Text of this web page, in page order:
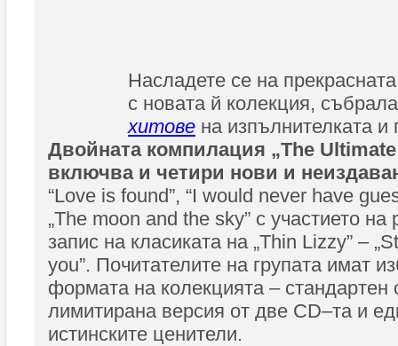
Насладете се на
с новата й колекция,
хитове на изпълнителката и
Двойната компилация „The
включва и четири нови и
“Love is found”, “I would never have
„The moon and the sky” с участието
запис на класиката на „Thin Lizzy” –
you”. Почитателите на групата имат
формата на колекцията – стандартен
лимитирана версия от две CD–тa и
истинските ценители.